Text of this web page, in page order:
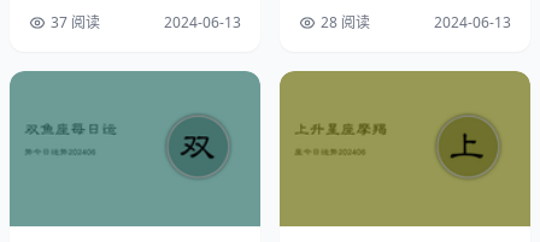
37 阅读 2024-06-13 28 阅读 2024-06-13